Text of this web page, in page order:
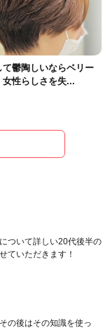
て鬱陶しいならベリー
女性らしさを失...
ついて詳しい20代後半の
ていただきます！
の後はその知識を使っ